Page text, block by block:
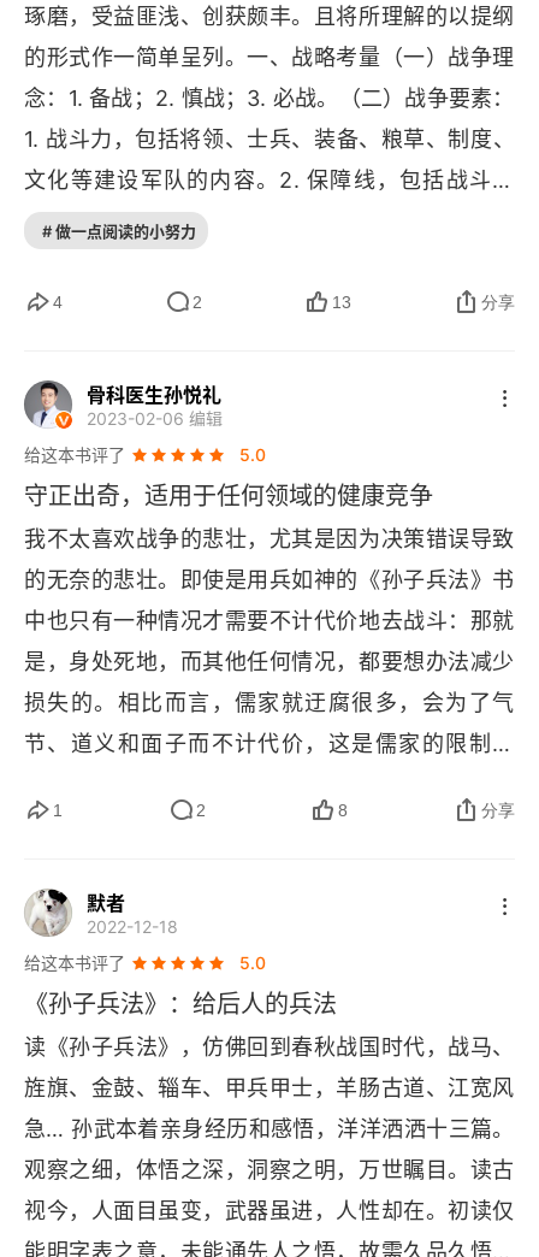
琢磨，受益匪浅、创获颇丰。且将所理解的以提纲
的形式作一简单呈列。一、战略考量（一）战争理
念：1. 备战；2. 慎战；3. 必战。（二）战争要素：
1. 战斗力，包括将领、士兵、装备、粮草、制度、
文化等建设军队的内容。2. 保障线，包括战斗意
志、经济实力、生产水平等充盈国力的内容。3. 主
括历史正确、人类正义等。（三）战争原则：1. 先
4. 先自强后败敌；5. 先塑形后用势；6. 先正合后
奇胜。（四）战争类型：1. 外交战；2. 庙堂战；3.
代理战；4. 肉搏战；5. 攻防战。二、战术落地
（一）精兵强将：1. 选将标准；2. 用将原则；3. 练
兵项目；4. 训兵要点。（二）行军布阵：1. 行军策
略；2. 行军陷阱；3. 阵型类型；4. 对阵方法。
（三）安营扎寨：1. 营寨选址；2. 营寨建造；3. 营
寨防护。（四）攻防对战三、理论呈列战争系统
论。战争是复杂系统，必须构建认知模型。道、
天、地、将、法是五个重要认知维度。指标化考
察、简单化处理、流程化拆解，是重要的认知方
心中推演的具体化而已，所谓多算胜少算不胜。胜
算胜算，先算后胜。战争代价论。战争是需要付出
代价的，也需要支撑条件的。发动战争之前，要搞
清楚自己是否经受得起代价、具备相应条件。有条
件有基础有实力才发动战争。战争的代价不只是物
质层面的，更有精神层面的，巨大无比，不能不谨
慎，不能不速战。知兵之害，方明兵之利。长远长
久作战的代价更大，更需要谨慎对待，非必要不远
征，非必要不久战。战争保障论。善于用兵的人，
# 做一点阅读的小努力
4 2 13 分享
骨科医生孙悦礼
2023-02-06 编辑
给这本书评了
5.0
守正出奇，适用于任何领域的健康竞争
我不太喜欢战争的悲壮，尤其是因为决策错误导致
的无奈的悲壮。即使是用兵如神的《孙子兵法》书
中也只有一种情况才需要不计代价地去战斗：那就
是，身处死地，而其他任何情况，都要想办法减少
损失的。相比而言，儒家就迂腐很多，会为了气
节、道义和面子而不计代价，这是儒家的限制所
道家的限制所在... 这也是中国传统文化对世界影响
其中的形篇与势篇写得极为精彩见胜不过众人之所
也。... 古之所谓善战者，胜于易胜者也。故善者之
战，无奇胜，无智名，无勇功。故其战胜不忒。不
忒者，其所措必胜，胜已败者也。故善战者，立于
不败之地，而不失敌之败也。是故胜兵先胜而后求
战... 凡战者，以正合，以奇胜。故善出奇者，无穷
如天地，不竭如江河。故善战者，求之于势，不责
于人，故能择人而任势。用 "守正出奇" 来概括孙子
1 2 8 分享
默者
2022-12-18
给这本书评了
5.0
《孙子兵法》：给后人的兵法
读《孙子兵法》，仿佛回到春秋战国时代，战马、
旌旗、金鼓、辎车、甲兵甲士，羊肠古道、江宽风
急… 孙武本着亲身经历和感悟，洋洋洒洒十三篇。
观察之细，体悟之深，洞察之明，万世瞩目。读古
视今，人面目虽变，武器虽进，人性却在。初读仅
能明字表之意，未能通先人之悟，故需久品久悟。